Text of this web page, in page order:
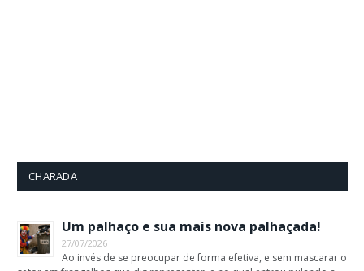
CHARADA
Um palhaço e sua mais nova palhaçada!
27/07/2026
Ao invés de se preocupar de forma efetiva, e sem mascarar o